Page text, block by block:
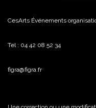
CesArts Événements
Tel : 04 42 08 52 34
figra@figra.fr